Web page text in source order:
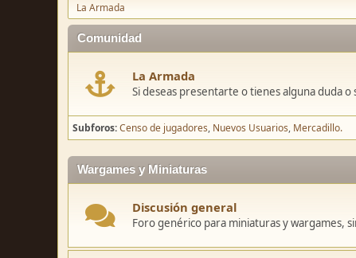
La Armada
Comunidad
La Armada
Si deseas presentarte o tienes alguna duda
Subforos Censo de jugadores Nuevos Usuarios Mercadillo.
Wargames y Miniaturas
Discusión general
Foro genérico para miniaturas y wargames,